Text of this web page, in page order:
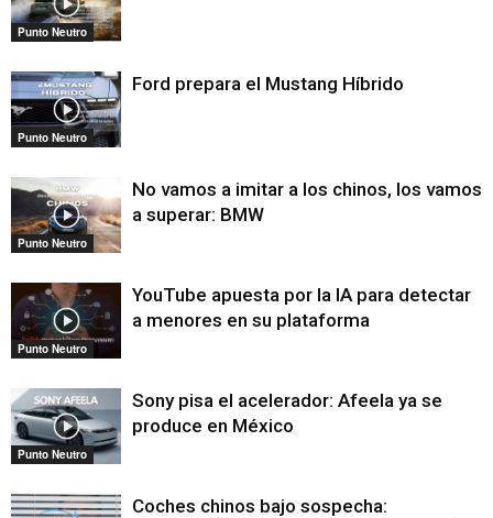
Punto Neutro
Punto Neutro
Ford prepara el Mustang Híbrido
Punto Neutro
No vamos a imitar a los chinos, los vamos
a superar: BMW
Punto Neutro
YouTube apuesta por la IA para detectar
a menores en su plataforma
Punto Neutro
Sony pisa el acelerador: Afeela ya se
produce en México
Coches chinos bajo sospecha: